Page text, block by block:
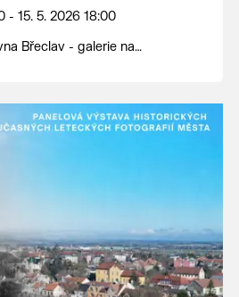
s nadhledem, fantazií i
Výstava je určena dětem i
a co je v ní dobrého.
pondělí až pátek od
18 hodin.
- 15. 5. 2026 18:00
Břeclav - galerie na